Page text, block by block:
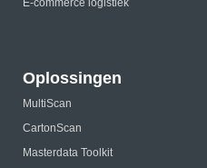
Oplossingen
MultiScan
CartonScan
Masterdata Toolkit